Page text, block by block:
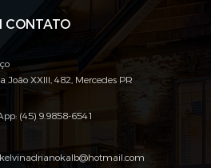
CONTATO
João XXIII, 482, Mercedes PR
(45) 9.9858-6541